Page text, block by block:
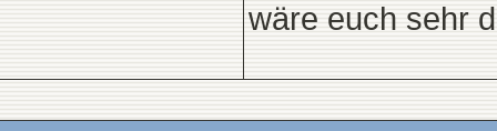
wäre euch sehr